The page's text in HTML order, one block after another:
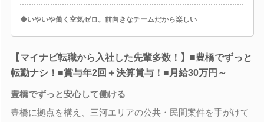
◆いやいや働く空気ゼロ。前向きなチームだから楽しい
【マイナビ転職から入社した先輩多数！】■豊橋でずっと
転勤ナシ！■賞与年2回＋決算賞与！■月給30万円～
豊橋でずっと安心して働ける
豊橋に拠点を構え、三河エリアの公共・民間案件を手がけて